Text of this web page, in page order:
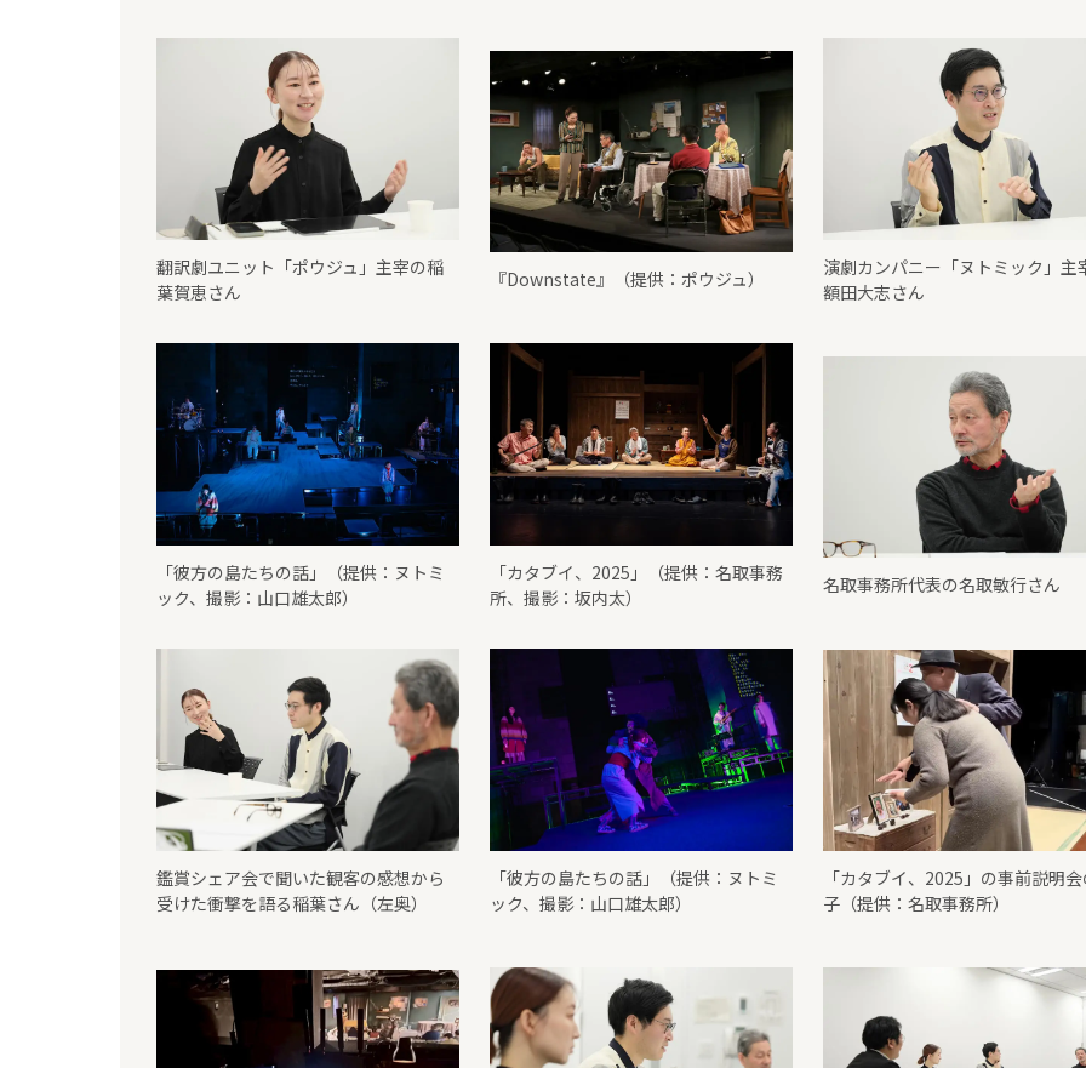
翻訳劇ユニット「ポウジュ」主宰の稲
葉賀恵さん
『Downstate』（提供：ポウジュ）
演劇カンパニー「ヌトミック」主
額田大志さん
「彼方の島たちの話」（提供：ヌトミ
ック、撮影：山口雄太郎）
「カタブイ、2025」（提供：名取事務
所、撮影：坂内太）
名取事務所代表の名取敏行さん
鑑賞シェア会で聞いた観客の感想から
受けた衝撃を語る稲葉さん（左奥）
「彼方の島たちの話」（提供：ヌトミ
ック、撮影：山口雄太郎）
「カタブイ、2025」の事前説明
子（提供：名取事務所）